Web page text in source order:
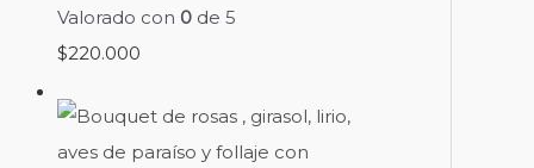
Valorado con 0 de 5
$220.000